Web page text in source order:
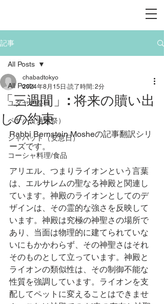
記事
All Posts
ユダヤの祭日
ペサハ（過越祭）
シャバット（安息日）
コーシャ料理/食品
All Posts
「三週間」: 将来の贖い出
しの約束
chabadtokyo
2024年8月15日 読了時間: 2分
Rabbi Bernstein Mosheの記事翻訳シリ
ーズです。
アリエル、つまりライオンという言葉
は、エルサレムの聖なる神殿と関連し
ています。神殿のライオンとしてのデ
ザインは、その霊的な強さを反映して
います。神殿は究極の神聖さの場所で
あり、当面は物理的に建てられていな
いにもかかわらず、その神聖さはそれ
そのものとして立っています。神殿と
ライオンの類似性は、その制御不能な
性質を強調しています。ライオンを支
配してペットに変えることはできませ